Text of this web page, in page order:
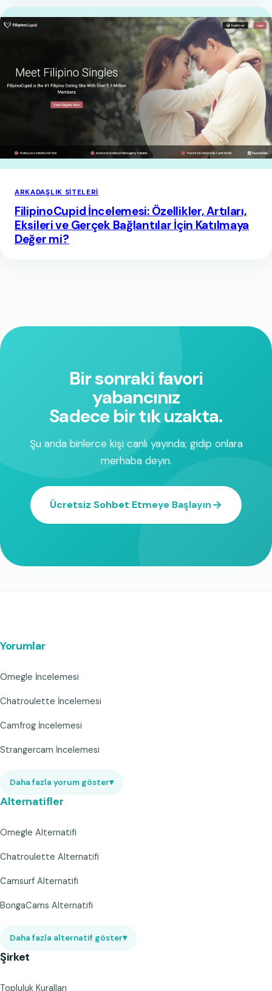
ARKADAŞLIK SITELERI
FilipinoCupid İncelemesi: Özellikler, Artıları,
Eksileri ve Gerçek Bağlantılar İçin Katılmaya
Değer mi?
Bir sonraki favori
yabancınız
Sadece bir tık uzakta.
Şu anda binlerce kişi canlı yayında; gidip onlara
merhaba deyin.
Ücretsiz Sohbet Etmeye Başlayın
Yorumlar
Omegle İncelemesi
Chatroulette İncelemesi
Camfrog İncelemesi
Strangercam İncelemesi
Daha fazla yorum göster▾
Alternatifler
Omegle Alternatifi
Chatroulette Alternatifi
Camsurf Alternatifi
BongaCams Alternatifi
Daha fazla alternatif göster▾
Şirket
Topluluk Kuralları